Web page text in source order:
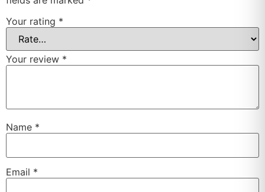
Your rating *
Your review *
Name *
Email *